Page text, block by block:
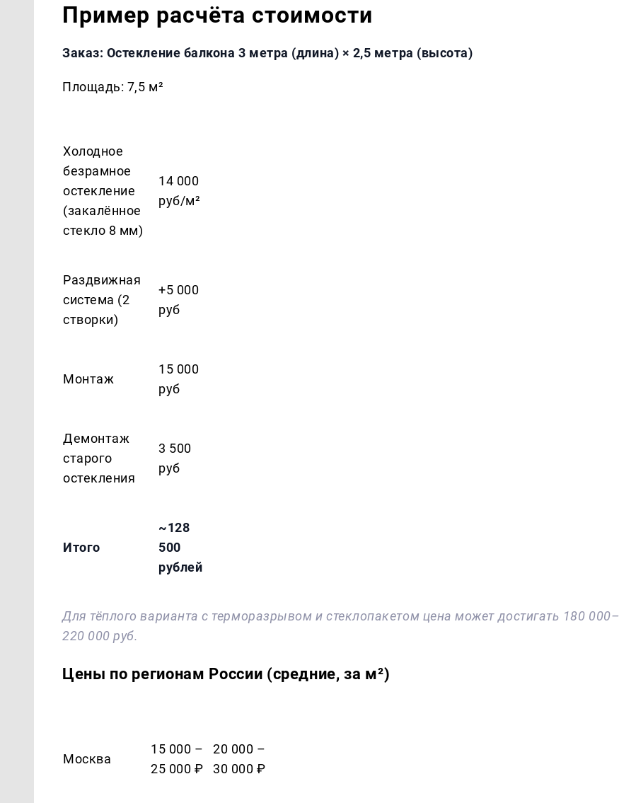
Пример расчёта стоимости
Заказ: Остекление балкона 3 метра (длина) × 2,5 метра (высота)
Площадь: 7,5 м²
Холодное
безрамное
остекление
(закалённое
стекло 8 мм)
14 000
руб/м²
Раздвижная
система (2
створки)
+5 000
руб
Монтаж
15 000
руб
Демонтаж
старого
остекления
3 500
руб
Итого
~128
500
рублей
Для тёплого варианта с терморазрывом и стеклопакетом цена может достигать 180 000–
220 000 руб.
Цены по регионам России (средние, за м²)
Москва
15 000 –
25 000 ₽
20 000 –
30 000 ₽